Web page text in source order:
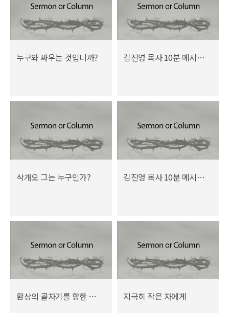
누구와 싸우는 것입니까? 김진영 목사 10분 메시지 (5월 2015년)
삭개오 그는 누구인가? 김진영 목사 10분 메시지 (4월 2015년)
환상의 골자기를 향한 경고의 메시지(사 22장) 지극히 작은 자에게